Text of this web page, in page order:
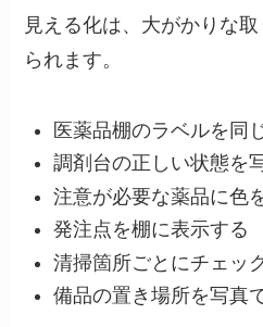
見える化は、大がかりな
られます。
医薬品棚のラベルを同
調剤台の正しい状態を
注意が必要な薬品に色
発注点を棚に表示する
清掃箇所ごとにチェッ
備品の置き場所を写真